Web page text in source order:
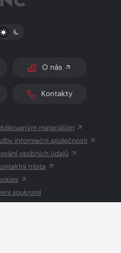
PŘEPNOUT SVĚTLÝ/TMAVÝ REŽIM
O nás
Kontakty
materiálům
informační společnosti
osobních údajů
místa
soukromí